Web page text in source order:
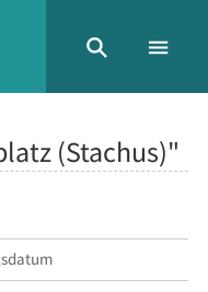
(Stachus)"